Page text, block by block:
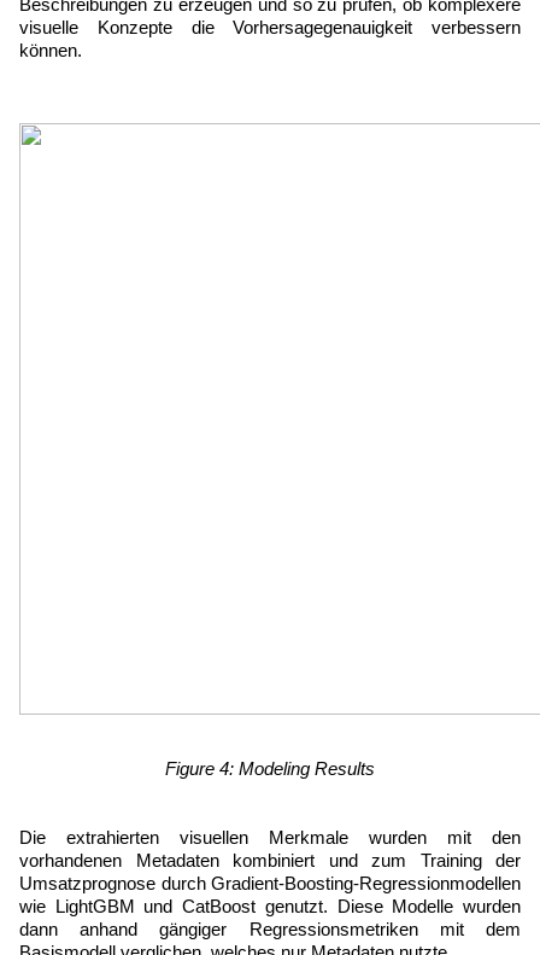
Beschreibungen zu erzeugen und so zu prüfen, ob komplexere
visuelle Konzepte die Vorhersagegenauigkeit verbessern
können.
Figure 4: Modeling Results
Die extrahierten visuellen Merkmale wurden mit den
vorhandenen Metadaten kombiniert und zum Training der
Umsatzprognose durch Gradient-Boosting-Regressionmodellen
wie LightGBM und CatBoost genutzt. Diese Modelle wurden
dann anhand gängiger Regressionsmetriken mit dem